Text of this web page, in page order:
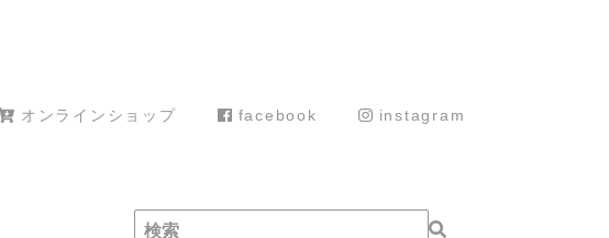
オンラインショップ facebook instagram